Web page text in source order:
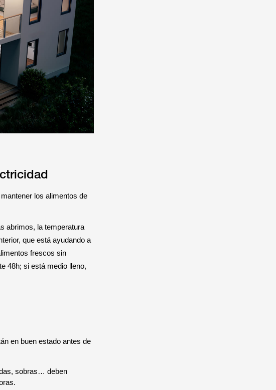
los alimentos de
abrimos, la temperatura
que está ayudando a
frescos sin
48h; si está medio lleno,
en buen estado antes de
sobras… deben